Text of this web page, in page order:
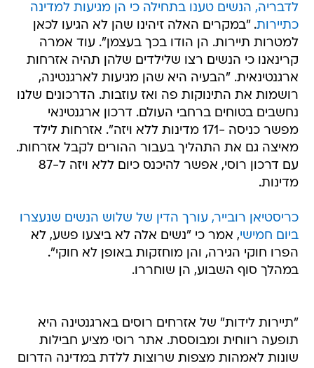
לדבריה, הנשים טענו בתחילה כי הן מגיעות למדינה
כתיירות. "במקרים האלה זיהינו שהן לא הגיעו לכאן
למטרות תיירות. הן הודו בכך בעצמן". עוד אמרה
קרינאנו כי הנשים רצו שלילדים שלהן תהיה אזרחות
ארגנטינאית. "הבעיה היא שהן מגיעות לארגנטינה,
רושמות את התינוקות פה ואז עוזבות. הדרכונים שלנו
נחשבים בטוחים ברחבי העולם. דרכון ארגנטינאי
מפשר כניסה -171 מדינות ללא ויזה". אזרחות לילד
מאיצה גם את התהליך בעבור ההורים לקבל אזרחות.
עם דרכון רוסי, אפשר להיכנס כיום ללא ויזה ל-87
מדינות.
כריסטיאן רובייר, עורך הדין של שלוש הנשים שנעצרו
ביום חמישי, אמר כי "נשים אלה לא ביצעו פשע, לא
הפרו חוקי הגירה, והן מוחזקות באופן לא חוקי".
במהלך סוף השבוע, הן שוחררו.
"תיירות לידות" של אזרחים רוסים בארגנטינה היא
תופעה רווחית ומבוססת. אתר רוסי מציע חבילות
שונות לאמהות מצפות שרוצות ללדת במדינה הדרום